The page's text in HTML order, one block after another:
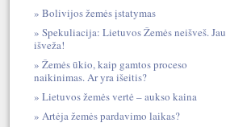
Bolivijos žemės įstatymas
Spekuliacija: Lietuvos Žemės neišveš. Jau
išveža!
Žemės ūkio, kaip gamtos proceso
naikinimas. Ar yra išeitis?
Lietuvos žemės vertė – aukso kaina
Artėja žemės pardavimo laikas?